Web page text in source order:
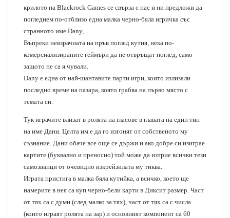
i
l
крилото на Blackrock Games се свърза с нас и ни предложи да
погледнем по-отблизо една малка черно-бяла игричка със
странното име Dany,
Въпреки невзрачната на пръв поглед кутия, нека по-
комерсиализираните геймъри да не отвръщат поглед, само
защото не са я чували.
Dany е една от най-шантавите парти игри, които излизали
последно време на пазара, която грабва на първо място с
темата си.
Тук играчите влизат в ролята на гласове в главата на един тип
на име Дани. Целта им е да го изгонят от собственото му
съзнание. Дани обаче все още се държи и ако добре си изиграе
картите (буквално и преносно) той може да изтрие всички тези
самозванци от очевидно изкрейзилата му тиква.
Играта пристига в малка бяла кутийка, а всичко, което ще
намерите в нея са куп черно-бели карти в Диксит размер. Част
от тях са с думи (след малко за тях), част от тях са с числа
(които играят ролята на зар) и основният компонент са 60